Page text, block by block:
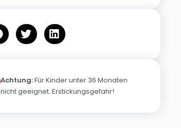
Achtung:Für Kinder unter 36 Monaten
nicht geeignet. Erstickungsgefahr!